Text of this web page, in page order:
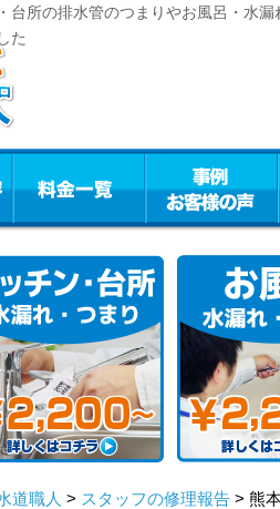
台所の排水管のつまりやお風呂・水
た
道職人 > スタッフの修理報告 > 熊